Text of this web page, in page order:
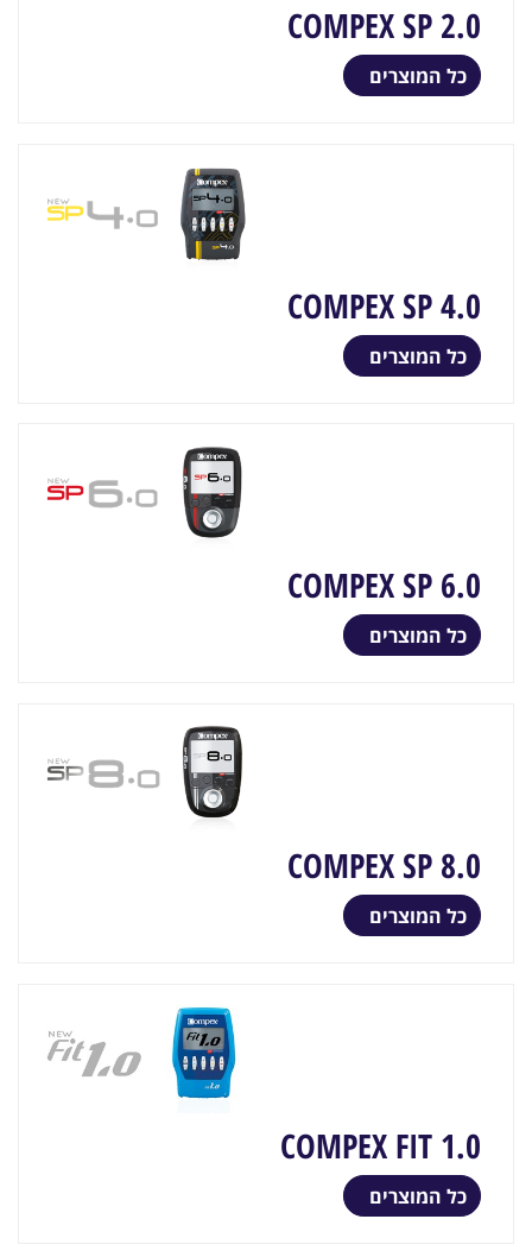
COMPEX SP 2.0
כל המוצרים
COMPEX SP 4.0
כל המוצרים
COMPEX SP 6.0
כל המוצרים
COMPEX SP 8.0
כל המוצרים
COMPEX FIT 1.0
כל המוצרים